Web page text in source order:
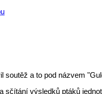
soutěž a to pod názvem
sčítání výsledků ptáků